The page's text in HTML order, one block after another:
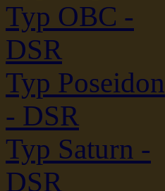
Typ OBC -
DSR
Typ Poseidon
- DSR
Typ Saturn -
DSR